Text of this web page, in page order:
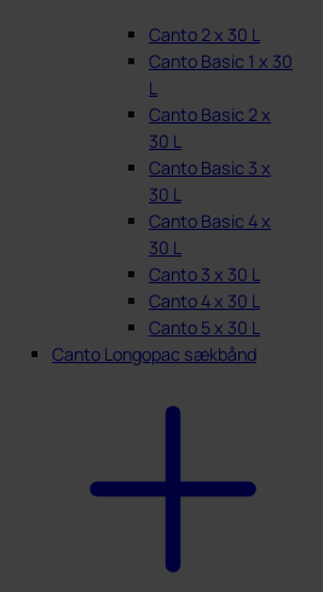
Canto 2 x 30 L
Canto Basic 1 x 30
L
Canto Basic 2 x
30 L
Canto Basic 3 x
30 L
Canto Basic 4 x
30 L
Canto 3 x 30 L
Canto 4 x 30 L
Canto 5 x 30 L
Canto Longopac sækbånd